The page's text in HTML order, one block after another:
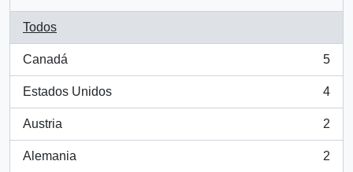
Todos
Canadá
, 5 resultados
5
Estados Unidos
, 4 resultados
4
Austria
, 2 resultados
2
Alemania
, 2 resultados
2